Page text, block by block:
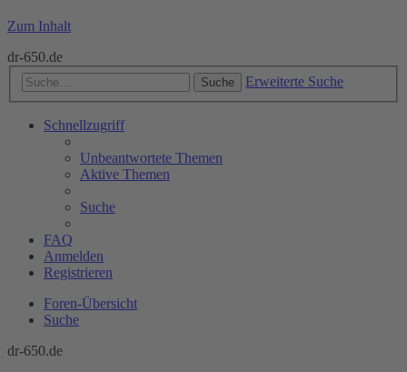
Zum Inhalt
dr-650.de
Suche Erweiterte Suche
Schnellzugriff
Unbeantwortete Themen
Aktive Themen
Suche
FAQ
Anmelden
Registrieren
Foren-Übersicht
Suche
dr-650.de